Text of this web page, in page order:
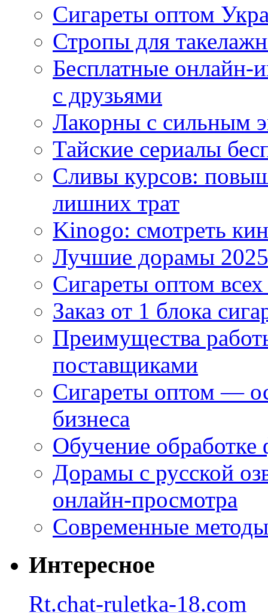
Сигареты оптом
Стропы для
Бесплатные
с друзьями
Лакорны с сильным
Тайские сериалы
Сливы курсов:
лишних трат
Kinogo: смотреть
Лучшие дорамы
Сигареты оптом
Заказ от 1 блока
Преимущества
поставщиками
Сигареты оптом —
бизнеса
Обучение
Дорамы с русской
онлайн-просмотра
Современные
Интересное
Rt.chat-ruletka-18.com